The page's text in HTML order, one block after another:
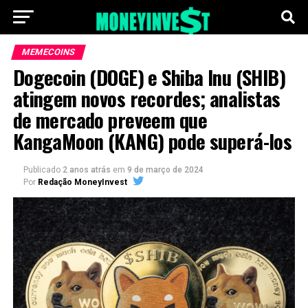
MEMECOINS
Dogecoin (DOGE) e Shiba Inu (SHIB)
atingem novos recordes; analistas
de mercado preveem que
KangaMoon (KANG) pode superá-los
Publicado 2 anos atrás em 9 de março de 2024
Por Redação MoneyInvest